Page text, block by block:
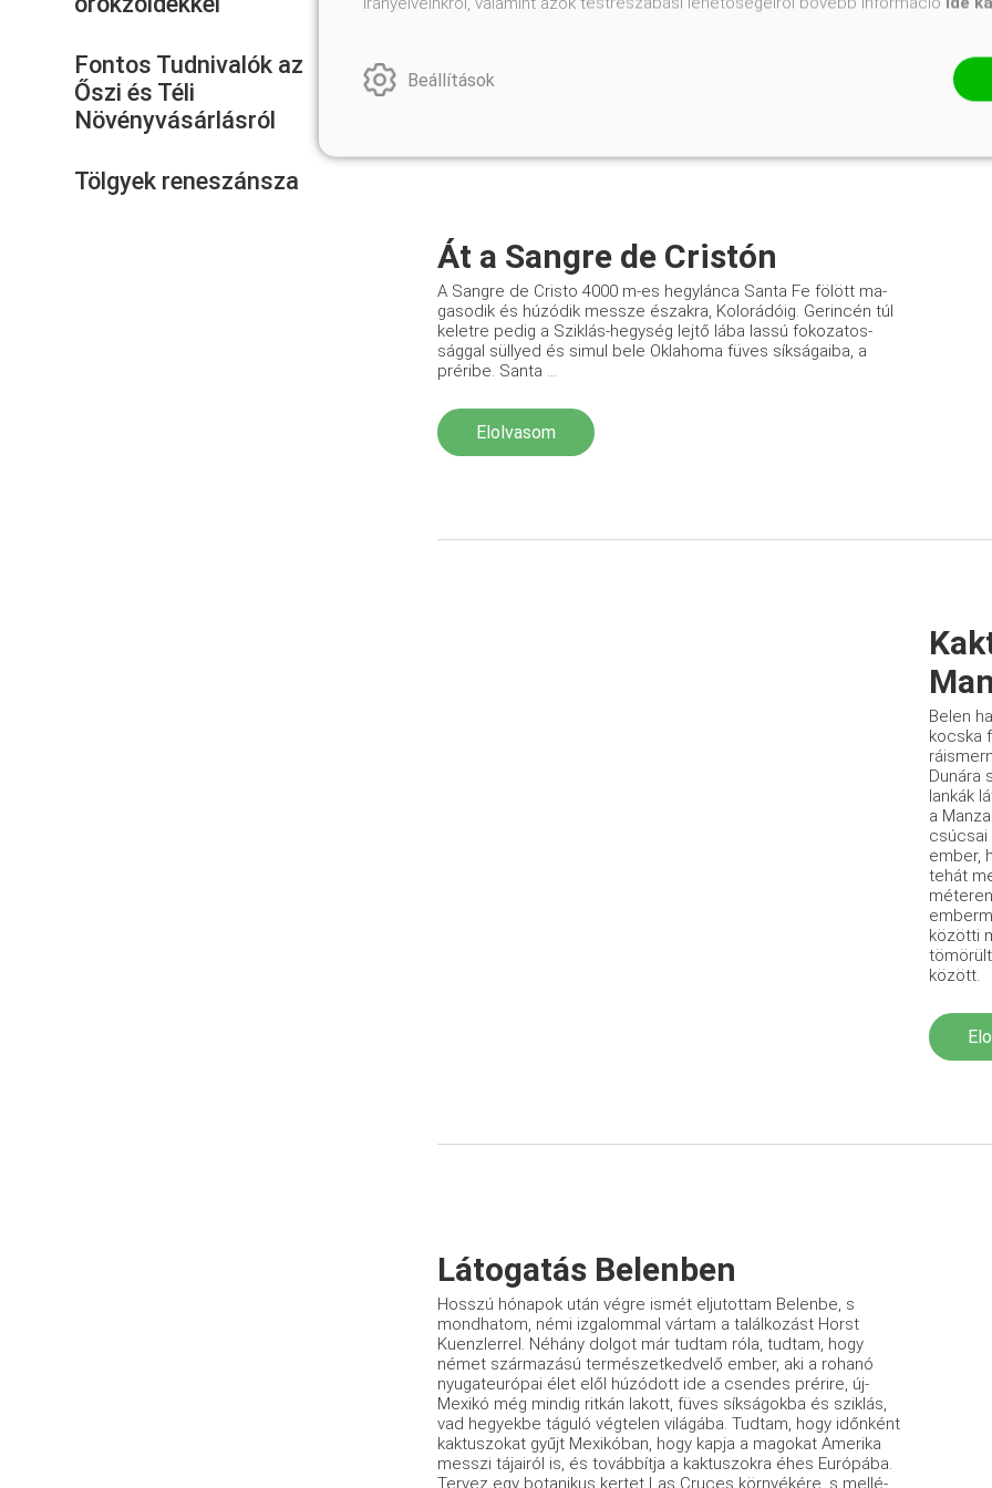
Fontos Tudnivalók az
Őszi és Téli
Növényvásárlásról
Tölgyek reneszánsza
Át a Sangre de Cristón
A Sangre de Cristo 4000 m-es hegylánca Santa Fe fölött ma­
gasodik és húzódik messze északra, Kolorádóig. Gerincén túl
keletre pedig a Sziklás-hegység lejtő lába lassú fokozatos­
sággal süllyed és simul bele Oklahoma füves síkságaiba, a
préribe. Santa ...
Elolvasom
Belen
kocska
Dunára
lankák
a
csúcsai
ember,
tehát
közötti
között.
Látogatás Belenben
Hosszú hónapok után végre ismét eljutottam Belenbe, s
mond­hatom, némi izgalommal vártam a találkozást Horst
Kuenz­lerrel. Néhány dolgot már tudtam róla, tudtam, hogy
német származású természetkedvelő ember, aki a rohanó
nyugat­európai élet elől húzódott ide a csendes prérire, új-
Mexikó még mindig ritkán lakott, füves síkságokba és sziklás,
vad hegyekbe táguló végtelen világába. Tudtam, hogy időnként
kaktuszokat gyűjt Mexikóban, hogy kapja a magokat Amerika
messzi tájairól is, és továbbítja a kaktuszokra éhes Európába.
Tervez egy botanikus kertet Las Cruces környékére, s mellé­
Beállítások